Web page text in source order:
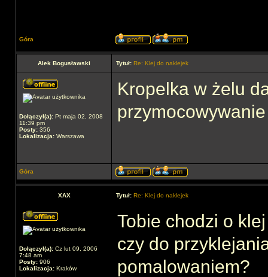
Góra
Alek Bogusławski Tytuł: Re: Klej do naklejek
Dołączył(a): Pt maja 02, 2008
11:39 pm
Posty: 356
Lokalizacja: Warszawa
Kropelka w żelu
Góra
XAX Tytuł: Re: Klej do naklejek
Dołączył(a): Cz lut 09, 2006
7:48 am
Posty: 906
Lokalizacja: Kraków
Tobie chodzi o
czy do
pomalowaniem?